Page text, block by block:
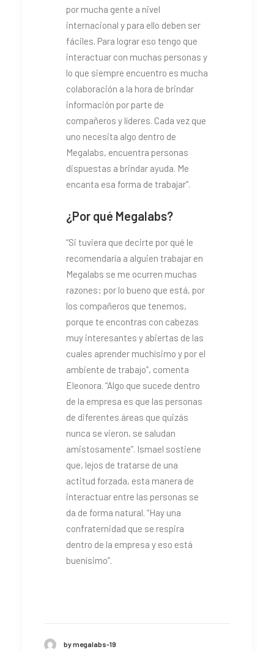
por mucha gente a nivel
internacional y para ello deben ser
fáciles. Para lograr eso tengo que
interactuar con muchas personas y
lo que siempre encuentro es mucha
colaboración a la hora de brindar
información por parte de
compañeros y líderes. Cada vez que
uno necesita algo dentro de
Megalabs, encuentra personas
dispuestas a brindar ayuda. Me
encanta esa forma de trabajar”.
¿Por qué Megalabs?
“Si tuviera que decirte por qué le
recomendaría a alguien trabajar en
Megalabs se me ocurren muchas
razones: por lo bueno que está, por
los compañeros que tenemos,
porque te encontras con cabezas
muy interesantes y abiertas de las
cuales aprender muchísimo y por el
ambiente de trabajo”, comenta
Eleonora. “Algo que sucede dentro
de la empresa es que las personas
de diferentes áreas que quizás
nunca se vieron, se saludan
amistosamente”. Ismael sostiene
que, lejos de tratarse de una
actitud forzada, esta manera de
interactuar entre las personas se
da de forma natural. “Hay una
confraternidad que se respira
dentro de la empresa y eso está
buenísimo”.
by megalabs-19